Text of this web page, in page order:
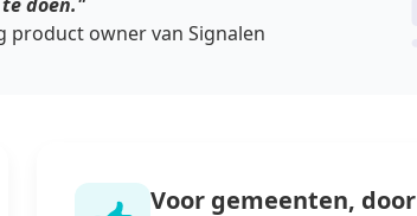
doen."
product owner van Signalen
Voor gemeenten, door